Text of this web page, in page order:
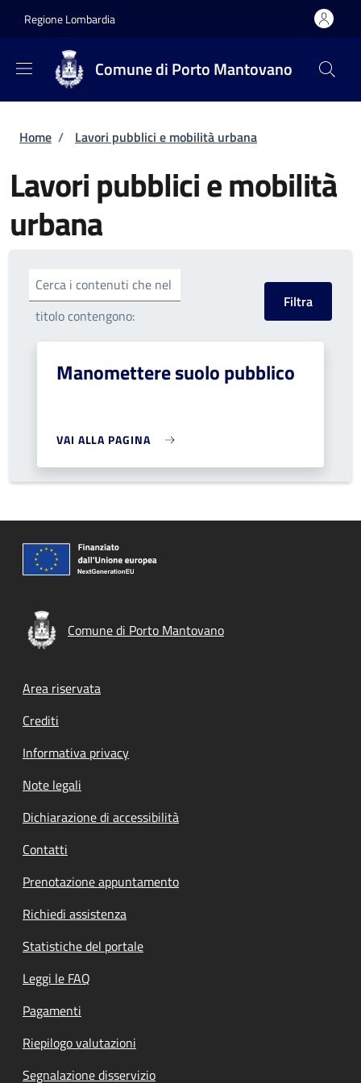
Regione Lombardia
Comune di Porto Mantovano
Briciole di pane
Home / Lavori pubblici e mobilità urbana
Lavori pubblici e mobilità
urbana
Cerca i contenuti che nel
titolo contengono:
Manomettere suolo pubblico
VAI ALLA PAGINA
Comune di Porto Mantovano
Footer menu
Area riservata
Crediti
Informativa privacy
Note legali
Dichiarazione di accessibilità
Contatti
Prenotazione appuntamento
Richiedi assistenza
Statistiche del portale
Leggi le FAQ
Pagamenti
Riepilogo valutazioni
Segnalazione disservizio